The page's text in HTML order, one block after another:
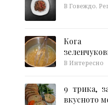
В Говеждо,
Кога
В Интересно
9 трика,
вкусното